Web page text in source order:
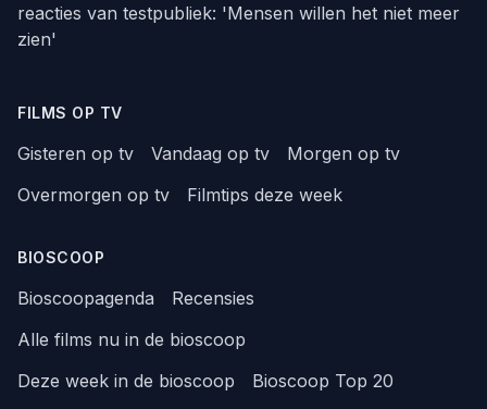
reacties van testpubliek: 'Mensen willen het niet meer
zien'
FILMS OP TV
Gisteren op tv Vandaag op tv
Morgen op tv
Overmorgen op tv
Filmtips deze week
BIOSCOOP
Bioscoopagenda
Recensies
Alle films nu in de bioscoop
Deze week in de bioscoop
Bioscoop Top 20